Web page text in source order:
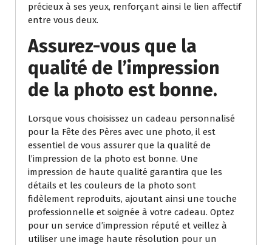
précieux à ses yeux, renforçant ainsi le lien affectif
entre vous deux.
Assurez-vous que la
qualité de l’impression
de la photo est bonne.
Lorsque vous choisissez un cadeau personnalisé
pour la Fête des Pères avec une photo, il est
essentiel de vous assurer que la qualité de
l’impression de la photo est bonne. Une
impression de haute qualité garantira que les
détails et les couleurs de la photo sont
fidèlement reproduits, ajoutant ainsi une touche
professionnelle et soignée à votre cadeau. Optez
pour un service d’impression réputé et veillez à
utiliser une image haute résolution pour un